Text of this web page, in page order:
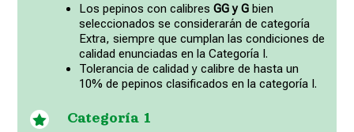
Los pepinos con calibres GG y G bien
seleccionados se considerarán de categoría
Extra, siempre que cumplan las condiciones de
calidad enunciadas en la Categoría I.
Tolerancia de calidad y calibre de hasta un
10% de pepinos clasificados en la categoría I.
 Categoría 1